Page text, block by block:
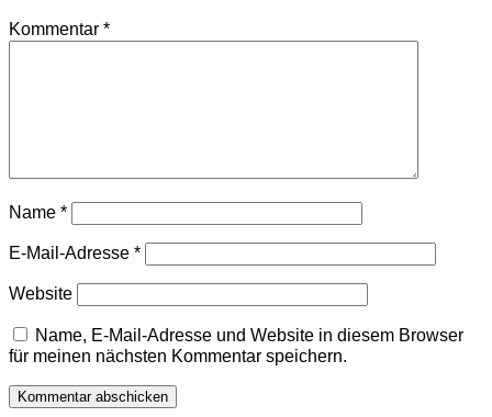
Kommentar *
Name *
E-Mail-Adresse *
Website
Name, E-Mail-Adresse und Website in diesem Browser
für meinen nächsten Kommentar speichern.